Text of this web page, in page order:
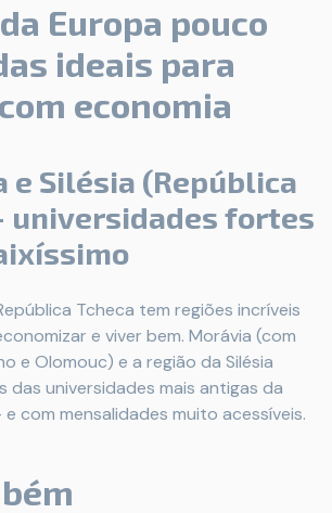
Europa pouco
ideais para
economia
e Silésia (República
universidades fortes
Tcheca tem regiões incríveis
e viver bem. Morávia (com
e Olomouc) e a região da Silésia
das universidades mais antigas da
com mensalidades muito acessíveis.